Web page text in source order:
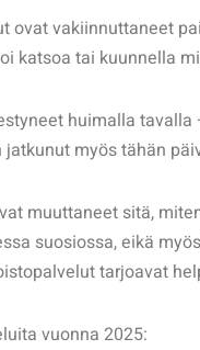
ovat vakiinnuttaneet
katsoa tai kuunnella
huimalla
myös tähän
muuttaneet sitä,
suosiossa, eikä
tarjoavat
vuonna 2025: